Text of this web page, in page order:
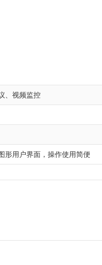
、视频监控
形用户界面，操作使用简便